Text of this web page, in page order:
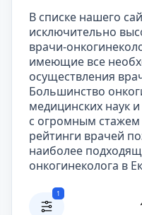
В списке нашего
исключительно
врачи-
имеющие все
осуществления
Большинство
медицинских наук
с огромным
рейтинги врачей
наиболее
онкогинеколога в
1